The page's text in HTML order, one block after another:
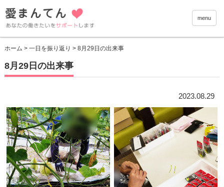
愛まん
menu
ホーム > 一日を振り返り > 8月29日の出来事
8月29日の出来事
2023.08.29